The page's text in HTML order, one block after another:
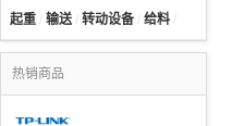
起重 / 输送/ 转动设备 / 给料 /
热销商品